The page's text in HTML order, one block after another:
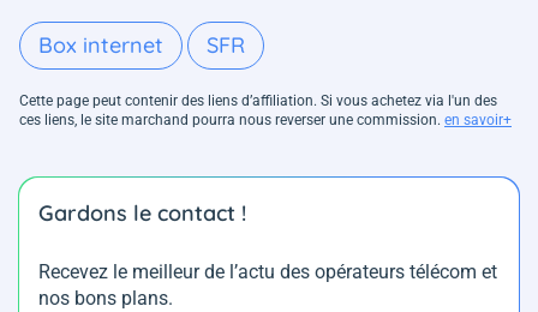
Box internet SFR
Cette page peut contenir des liens d’affiliation. Si vous achetez via l'un des
ces liens, le site marchand pourra nous reverser une commission. en savoir+
Gardons le contact !
Recevez le meilleur de l’actu des opérateurs télécom et
nos bons plans.